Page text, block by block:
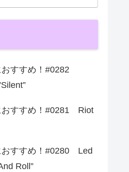
おすすめ！#0282
おすすめ！#0281 Riot
おすすめ！#0280 Led
Roll”